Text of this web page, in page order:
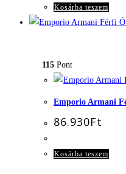
Kosárba teszem
115 Pont
Emporio Armani
86.930Ft
Kosárba teszem